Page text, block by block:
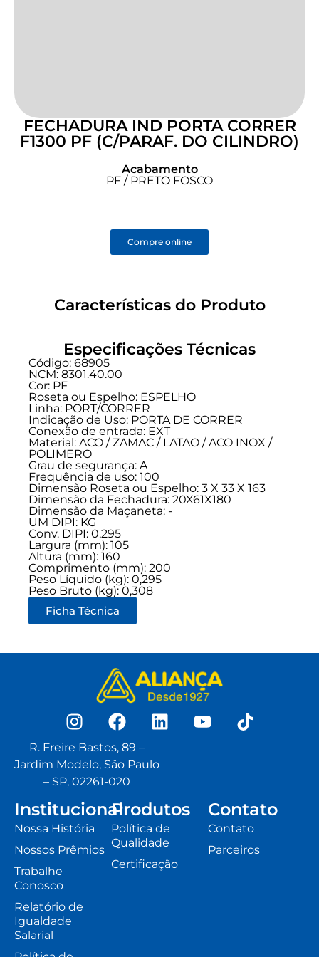
FECHADURA IND PORTA CORRER
F1300 PF (C/PARAF. DO CILINDRO)
Acabamento
PF / PRETO FOSCO
Compre online
Características do Produto
Especificações Técnicas
Código: 68905
NCM: 8301.40.00
Cor: PF
Roseta ou Espelho: ESPELHO
Linha: PORT/CORRER
Indicação de Uso: PORTA DE CORRER
Conexão de entrada: EXT
Material: ACO / ZAMAC / LATAO / ACO INOX /
POLIMERO
Grau de segurança: A
Frequência de uso: 100
Dimensão Roseta ou Espelho: 3 X 33 X 163
Dimensão da Fechadura: 20X61X180
Dimensão da Maçaneta: -
UM DIPI: KG
Conv. DIPI: 0,295
Largura (mm): 105
Altura (mm): 160
Comprimento (mm): 200
Peso Líquido (kg): 0,295
Peso Bruto (kg): 0,308
Ficha Técnica
R. Freire Bastos, 89 –
Jardim Modelo, São Paulo
– SP, 02261-020
Institucional
Nossa História
Nossos Prêmios
Trabalhe
Conosco
Relatório de
Igualdade
Salarial
Produtos
Política de
Qualidade
Certificação
Contato
Contato
Parceiros